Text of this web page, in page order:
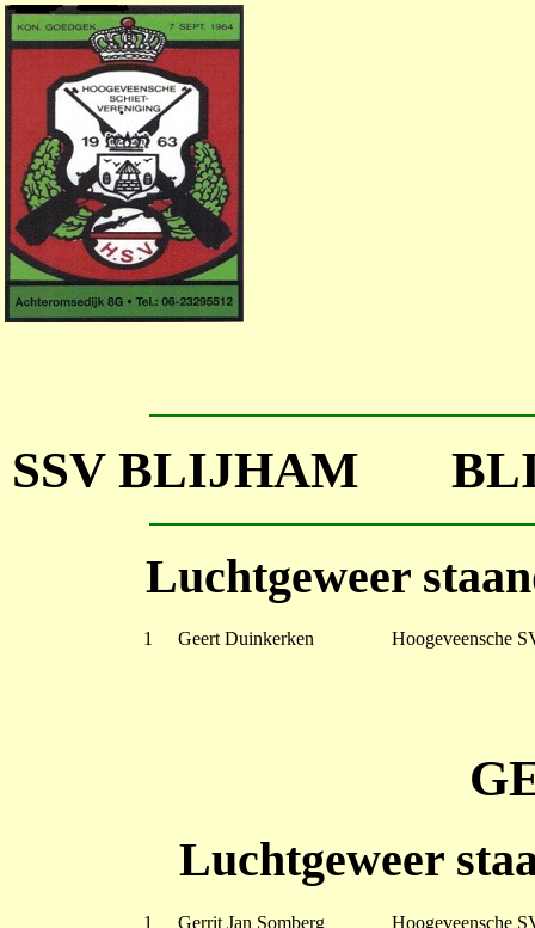
SSV BLIJHAM
Luchtgeweer
1 Geert Duinkerken Hoogeveensche
Luchtgeweer
1 Gerrit Jan Somberg
Hoogeveensche